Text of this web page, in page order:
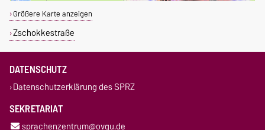
Größere Karte anzeigen
Zschokkestraße
DATENSCHUTZ
Datenschutzerklärung des SPRZ
SEKRETARIAT
sprachenzentrum@ovgu.de